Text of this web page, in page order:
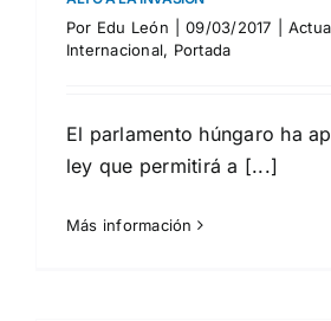
Por Edu León 09/03/2017
Internacional, Portada
El parlamento húngaro ha
ley que permitirá a [...]
Más información